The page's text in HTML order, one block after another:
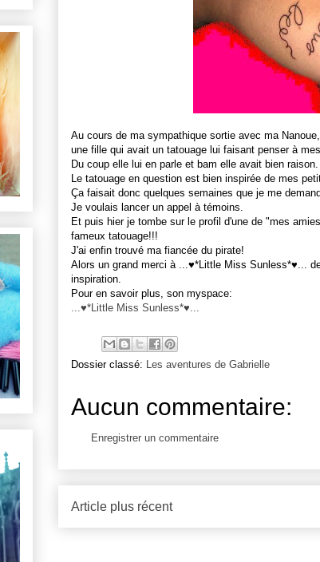
Au cours de ma sympathique sortie avec ma
une fille qui avait un tatouage lui faisant penser à
Du coup elle lui en parle et bam elle avait bien raison.
Le tatouage en question est bien inspirée de mes
Ça faisait donc quelques semaines que je me
Je voulais lancer un appel à témoins.
Et puis hier je tombe sur le profil d'une de "mes
fameux tatouage!!!
J'ai enfin trouvé ma fiancée du pirate!
Alors un grand merci à ...♥*Little Miss Sunless*♥...
inspiration.
Pour en savoir plus, son myspace:
...♥*Little Miss Sunless*♥...
Dossier classé: Les aventures de Gabrielle
Aucun commentaire:
Enregistrer un commentaire
Article plus récent